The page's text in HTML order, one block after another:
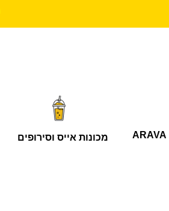
מכונות אייס וסירופים